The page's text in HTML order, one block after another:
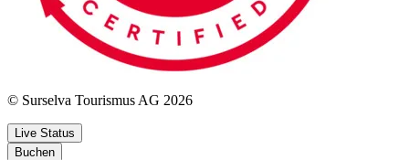
© Surselva Tourismus AG 2026
Live Status
Buchen